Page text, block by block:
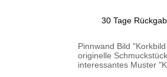
30 Tage
Pinnwand Bild
originelle
interessantes Muster